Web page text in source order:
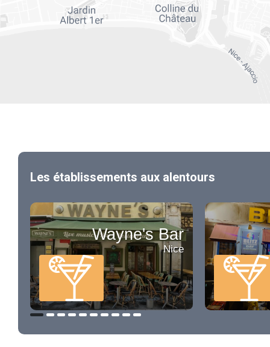
Les établissements aux alentours
Wayne's Bar
Nice